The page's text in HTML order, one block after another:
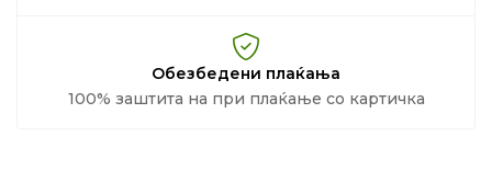
Обезбедени плаќања
100% заштита на при плаќање со картичка